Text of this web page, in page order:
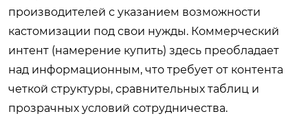
производителей с указанием возможности
кастомизации под свои нужды. Коммерческий
интент (намерение купить) здесь преобладает
над информационным, что требует от контента
четкой структуры, сравнительных таблиц и
прозрачных условий сотрудничества.